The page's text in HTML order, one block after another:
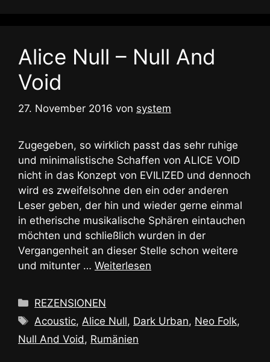
Alice Null – Null And
Void
27. November 2016 von system
Zugegeben, so wirklich passt das sehr ruhige
und minimalistische Schaffen von ALICE VOID
nicht in das Konzept von EVILIZED und dennoch
wird es zweifelsohne den ein oder anderen
Leser geben, der hin und wieder gerne einmal
in etherische musikalische Sphären eintauchen
möchten und schließlich wurden in der
Vergangenheit an dieser Stelle schon weitere
und mitunter … Weiterlesen
Kategorien
REZENSIONEN
Schlagwörter
Acoustic,Alice Null, Dark Urban, Neo Folk,
Null And Void, Rumänien